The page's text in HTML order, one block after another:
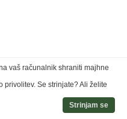
vaš računalnik shraniti majhne
privolitev. Se strinjate? Ali želite
Strinjam se